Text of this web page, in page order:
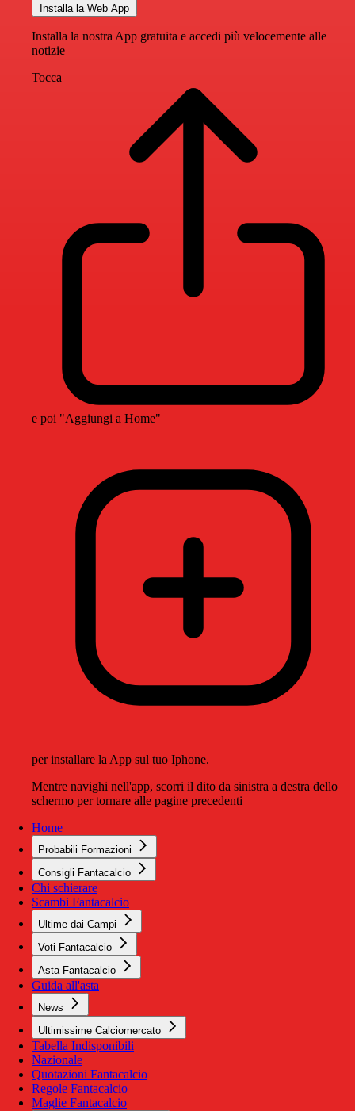
Installa la Web App
Installa la nostra App gratuita e accedi più velocemente alle
notizie
Tocca
e poi "Aggiungi a Home"
per installare la App sul tuo Iphone.
Mentre navighi nell'app, scorri il dito da sinistra a destra dello
schermo per tornare alle pagine precedenti
Home
Probabili Formazioni
Consigli Fantacalcio
Chi schierare
Scambi Fantacalcio
Ultime dai Campi
Voti Fantacalcio
Asta Fantacalcio
Guida all'asta
News
Ultimissime Calciomercato
Tabella Indisponibili
Nazionale
Quotazioni Fantacalcio
Regole Fantacalcio
Maglie Fantacalcio